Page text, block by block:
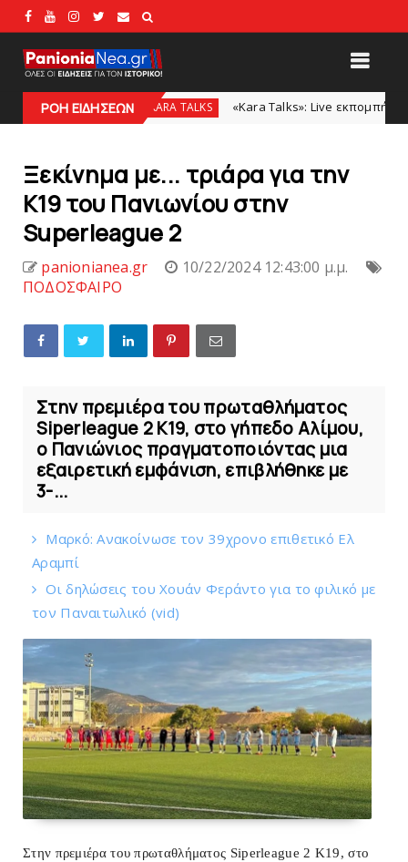
ΡΟΗ ΕΙΔΗΣΕΩΝ
KARA TALKS «Kara Talks»: Live εκπομπή την Δευτέρα μετά
Ξεκίνημα με... τριάρα για την
K19 του Πανιωνίου στην
Superleague 2
panionianea.gr
10/22/2024 12:43:00 μ.μ.
ΠΟΔΟΣΦΑΙΡΟ
Στην πρεμιέρα του πρωταθλήματος
Siperleague 2 K19, στο γήπεδο Αλίμου,
o Πανιώνιος πραγματοποιόντας μια
εξαιρετική εμφάνιση, επιβλήθηκε με
3-...
Mαρκό: Ανακοίνωσε τον 39χρονο επιθετικό Ελ
Αραμπί
Οι δηλώσεις του Χουάν Φεράντο για το φιλικό με
τoν Παναιτωλικό (vid)
Στην πρεμιέρα του πρωταθλήματος Siperleague 2 K19, στο